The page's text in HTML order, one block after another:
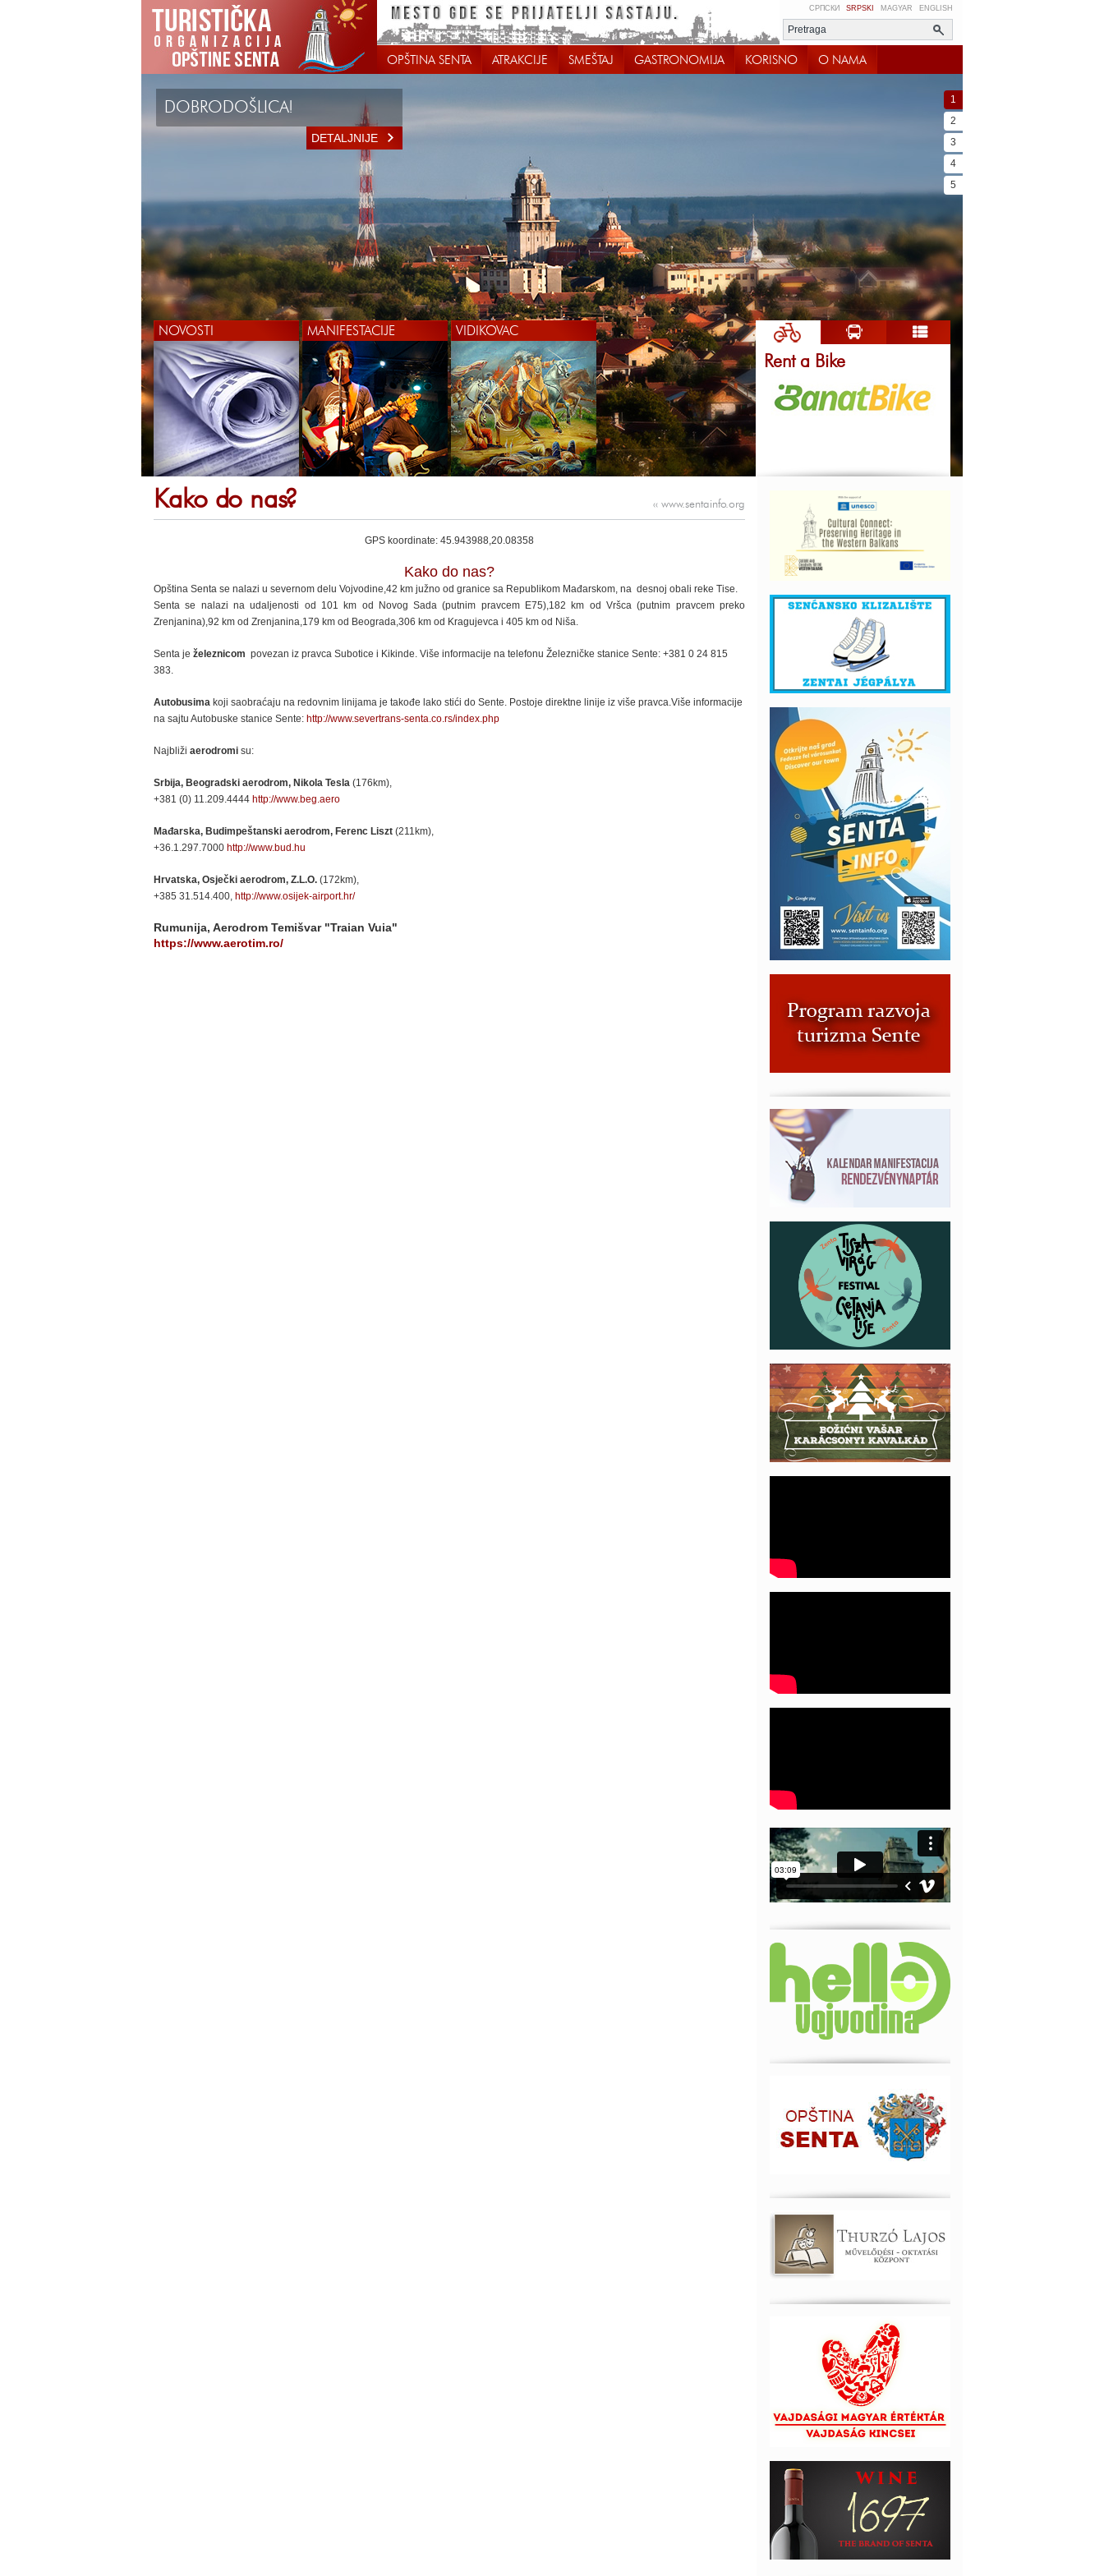
СРПСКИ SRPSKI MAGYAR ENGLISH
OPŠTINA SENTA ATRAKCIJE SMEŠTAJ GASTRONOMIJA KORISNO O NAMA
DOBRODOŠLICA!
DETALJNIJE
1
2
3
4
5
NOVOSTI MANIFESTACIJE VIDIKOVAC
Rent a Bike
Kako do nas? ‹‹ www.sentainfo.org
GPS koordinate: 45.943988,20.08358
Kako do nas?
Opština Senta se nalazi u severnom delu Vojvodine,42 km južno od granice sa Republikom Mađarskom, na desnoj obali reke Tise.
Senta se nalazi na udaljenosti od 101 km od Novog Sada (putnim pravcem E75),182 km od Vršca (putnim pravcem preko
Zrenjanina),92 km od Zrenjanina,179 km od Beograda,306 km od Kragujevca i 405 km od Niša.
Senta je železnicom povezan iz pravca Subotice i Kikinde. Više informacije na telefonu Železničke stanice Sente: +381 0 24 815
383.
Autobusima koji saobraćaju na redovnim linijama je takođe lako stići do Sente. Postoje direktne linije iz više pravca.Više informacije
na sajtu Autobuske stanice Sente: http://www.severtrans-senta.co.rs/index.php
Najbliži aerodromi su:
Srbija, Beogradski aerodrom, Nikola Tesla (176km),
+381 (0) 11.209.4444 http://www.beg.aero
Mađarska, Budimpeštanski aerodrom, Ferenc Liszt (211km),
+36.1.297.7000 http://www.bud.hu
Hrvatska, Osječki aerodrom, Z.L.O. (172km),
+385 31.514.400, http://www.osijek-airport.hr/
Rumunija, Aerodrom Temišvar "Traian Vuia"
https://www.aerotim.ro/